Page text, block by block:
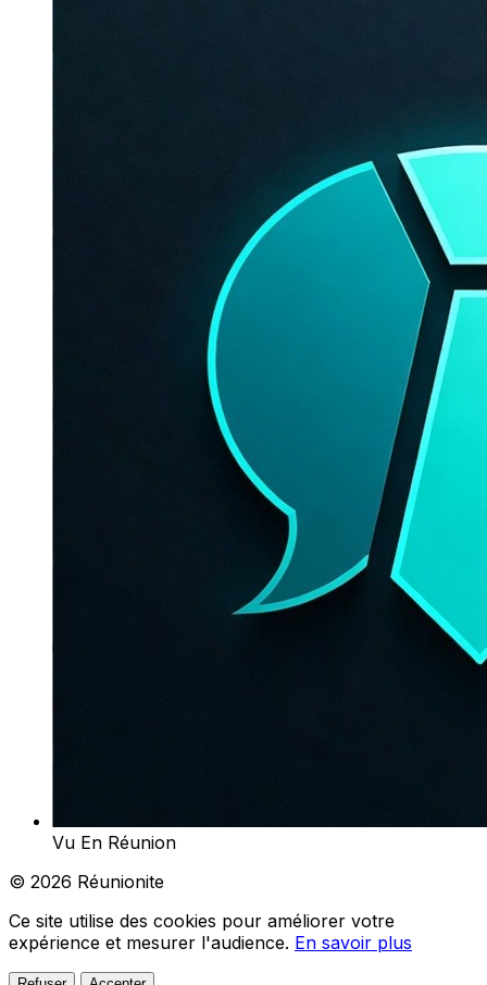
Vu En Réunion
© 2026 Réunionite
Ce site utilise des cookies pour améliorer votre
expérience et mesurer l'audience. En savoir plus